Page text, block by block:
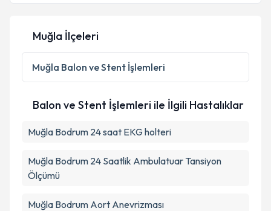
Kişisel verilerimin işlenmesine ilişkinAydınlatma
Metni
'ni okudum ve kişisel verilerimin belirtilen
kapsamda işlenmesini kabul ediyorum.
Takvim Talebini Gönder
Muğla İlçeleri
Muğla Balon ve Stent İşlemleri
Balon ve Stent İşlemleri ile İlgili Hastalıklar
Muğla Bodrum 24 saat EKG holteri
Muğla Bodrum 24 Saatlik Ambulatuar Tansiyon
Ölçümü
Muğla Bodrum Aort Anevrizması